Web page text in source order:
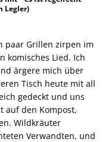
Legler)
paar Grillen zirpen im
komisches Lied. Ich
ärgere mich über
Tisch heute mit all
gedeckt und uns
auf den Kompost,
Wildkräuter
Verwandten, und